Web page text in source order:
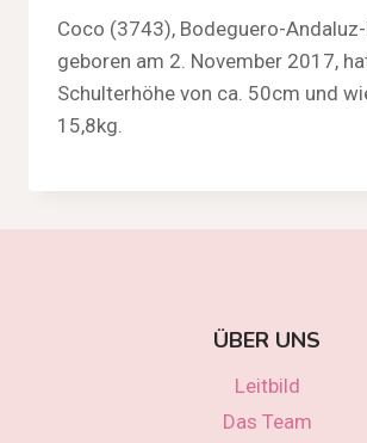
Coco (3743), Bodeguero-
geboren am 2. November 2017,
Schulterhöhe von ca. 50cm und
15,8kg.
ÜBER UNS
Leitbild
Das Team